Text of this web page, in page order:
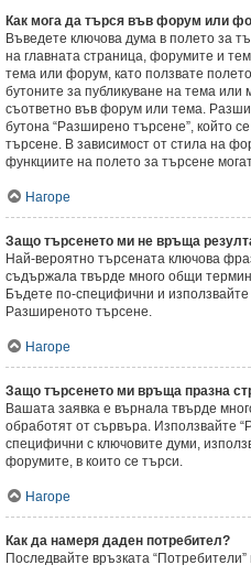
Как мога да търся във форум или
Въведете ключова дума в полето за
на главната страница, форумите и
тема или форум, като ползвате
бутоните за публикуване на тема или
съответно във форум или тема.
бутона “Разширено търсене”, който
търсене. В зависимост от стила на
функциите на полето за търсене
Нагоре
Защо търсенето ми не връща
Най-вероятно търсената ключова
съдържала твърде много общи
Бъдете по-специфични и
Разширеното търсене.
Нагоре
Защо търсенето ми връща празна
Вашата заявка е върнала твърде
обработят от сървъра. Използвайте
специфични с ключовите думи,
форумите, в които се търси.
Нагоре
Как да намеря даден потребител?
Последвайте връзката